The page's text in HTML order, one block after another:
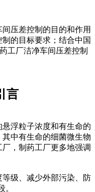
压差控制的目的和作用
的目标要求；结合中国
工厂洁净车间压差控制
言
浮粒子浓度和有生命的
中有生命的细菌微生物
，制药工厂更多地强调
级、减少外部污染、防
。